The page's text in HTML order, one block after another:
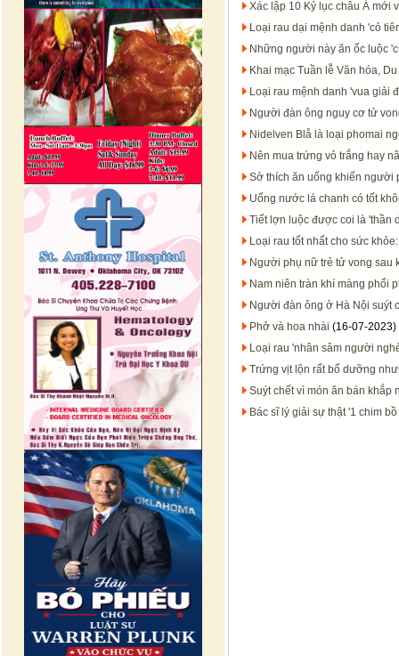
Xác lập 10 Kỷ lục châu Á mới
Loại rau dại mệnh danh 'cỏ
Những người này ăn ốc luộc
Khai mạc Tuần lễ Văn hóa,
Loại rau mệnh danh 'vua giải
Người đàn ông nguy cơ tử
Nidelven Blå là loại phomai
Nên mua trứng vỏ trắng hay
Sở thích ăn uống khiến người
Uống nước lá chanh có tốt
Tiết lợn luộc được coi là 'thần
Loại rau tốt nhất cho sức
Người phụ nữ trẻ tử vong sau
Nam niên tràn khí màng phổi
Người đàn ông ở Hà Nội suýt
Phở và hoa nhài (16-07-2023)
Loại rau 'nhân sâm người
Trứng vịt lộn rất bổ dưỡng
Suýt chết vì món ăn bán khắp
Bác sĩ lý giải sự thật '1 chim